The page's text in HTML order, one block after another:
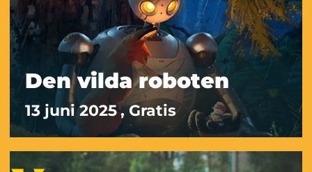
Den vilda roboten
13 juni 2025, Gratis